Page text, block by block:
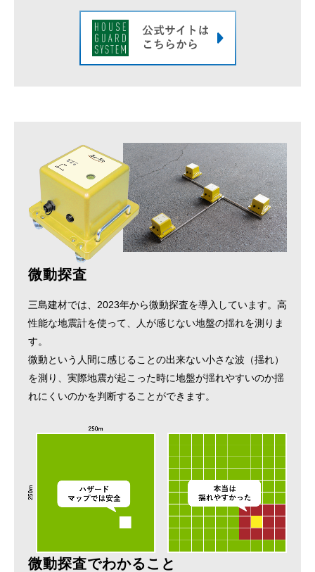
微動探査
三島建材では、2023年から微動探査を導入しています。高
性能な地震計を使って、人が感じない地盤の揺れを測りま
す。
微動という人間に感じることの出来ない小さな波（揺れ）
を測り、実際地震が起こった時に地盤が揺れやすいのか揺
れにくいのかを判断することができます。
微動探査でわかること